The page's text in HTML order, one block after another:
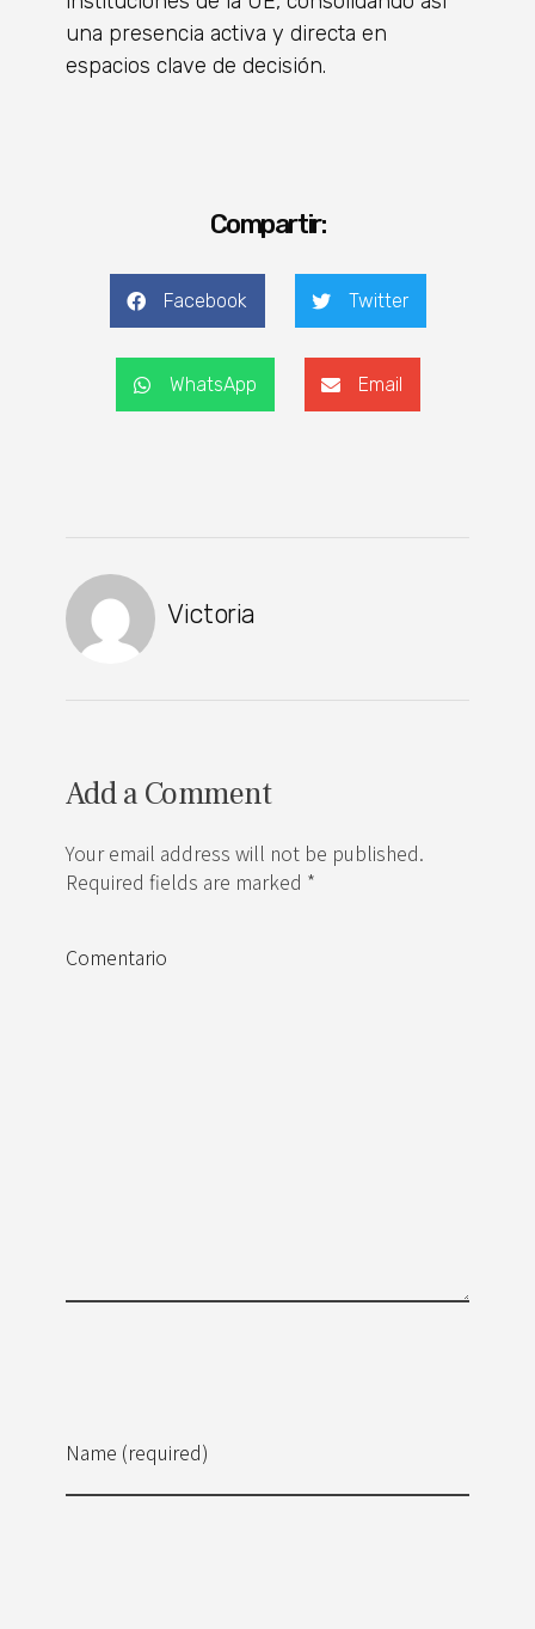
una presencia activa y directa en
espacios clave de decisión.
Compartir:
Facebook Twitter
WhatsApp Email
Victoria
Add a Comment
Your email address will not be published.
Required fields are marked *
Name (required)
Comentario